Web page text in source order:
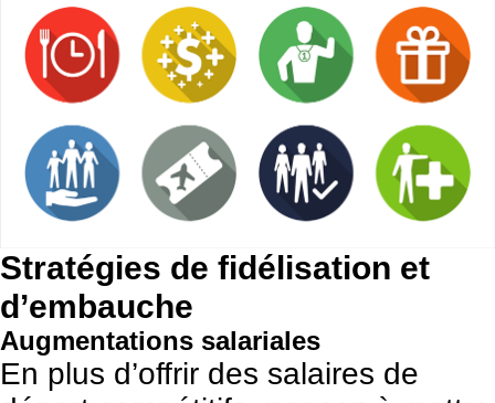
Stratégies de fidélisation et
d’embauche
Augmentations salariales
En plus d’offrir des salaires de